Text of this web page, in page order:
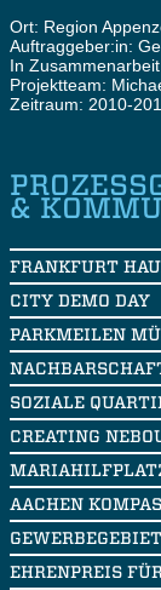
Ort: Region
Auftraggeber:in:
In
Projektteam:
Zeitraum: 2010-
&
FRANKFURT
CITY DEMO DAY
PARKMEILEN
SOZIALE
CREATING
AACHEN
EHRENPREIS